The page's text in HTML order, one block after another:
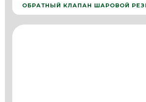
ОБРАТНЫЙ КЛАПАН ШАРОВОЙ